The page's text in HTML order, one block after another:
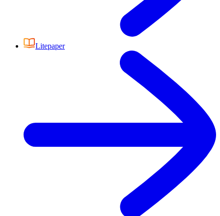
Litepaper